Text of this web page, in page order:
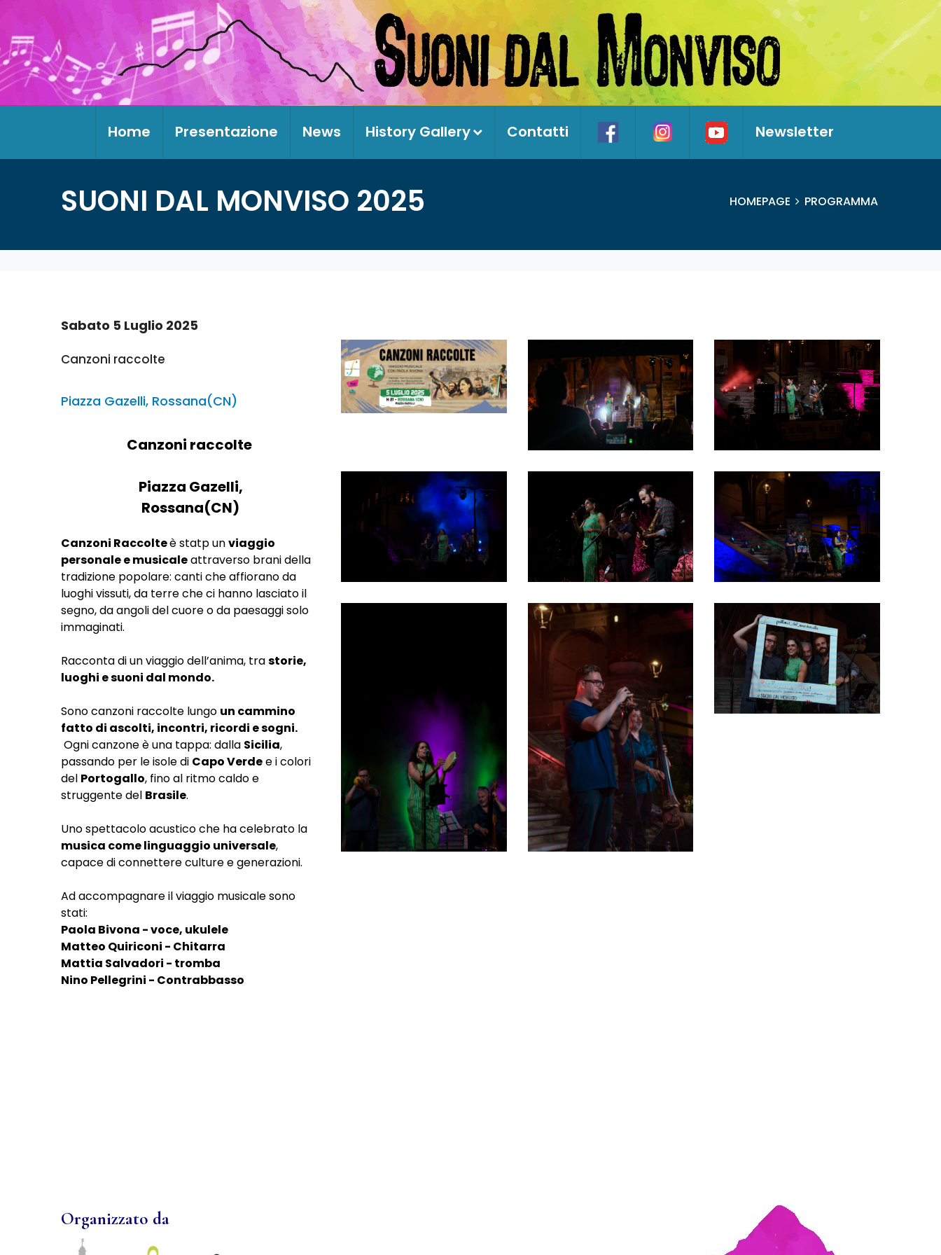
Home Presentazione News History Gallery Contatti Newsletter
SUONI DAL MONVISO 2025 HOMEPAGE PROGRAMMA
Sabato 5 Luglio 2025
Canzoni raccolte
Piazza Gazelli, Rossana(CN)
Canzoni raccolte
Piazza Gazelli,
Rossana(CN)
Canzoni Raccolteè statp unviaggio
personale e musicaleattraverso brani della
tradizione popolare: canti che affiorano da
luoghi vissuti, da terre che ci hanno lasciato il
segno, da angoli del cuore o da paesaggi solo
immaginati.
Racconta di un viaggio dell’anima, trastorie,
luoghi e suoni dal mondo.
Sono canzoni raccolte lungo un cammino
fatto di ascolti, incontri, ricordi e sogni.
Ogni canzone è una tappa: dalla Sicilia,
passando per le isole di Capo Verdee i colori
del Portogallo, fino al ritmo caldo e
struggente del Brasile.
Uno spettacolo acustico che ha celebrato la
musica come linguaggio universale,
capace di connettere culture e generazioni.
Ad accompagnare il viaggio musicale sono
stati:
Paola Bivona - voce, ukulele
Matteo Quiriconi - Chitarra
Mattia Salvadori - tromba
Nino Pellegrini - Contrabbasso
Organizzato da